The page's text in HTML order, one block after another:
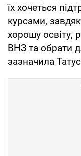
їх хочеться
курсами,
хорошу освіту,
ВНЗ та обрати
зазначила